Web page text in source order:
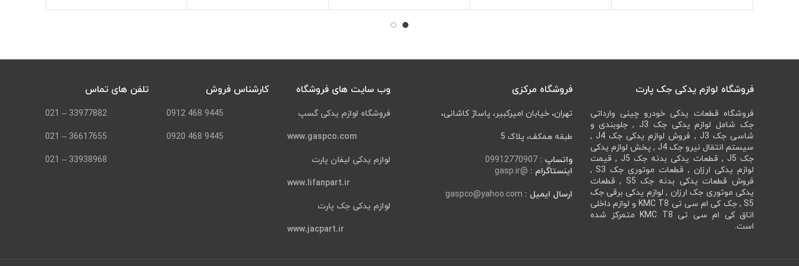
فروشگاه لوازم یدکی جک پارت
فروشگاه قطعات یدکی خودرو چینی وارداتی
جک شامل لوازم یدکی جک J3 , جلوبندی و
شاسی جک J3 , فروش لوازم یدکی جک J4 ,
سیستم انتقال نیرو جک J4 , پخش لوازم یدکی
جک J5 , قطعات یدکی بدنه جک J5 , قیمت
لوازم یدکی ارزان , قطعات موتوری جک S3 ,
فروش قطعات یدکی بدنه جک S5 , قطعات
یدکی موتوری جک ارزان , لوازم یدکی برقی جک
S5 , جک کی ام سی تی KMC T8 و لوازم داخلی
اتاق کی ام سی تی KMC T8 متمرکز شده
است.
فروشگاه مرکزی
تهران، خیابان امیرکبیر، پاساژ کاشانی،
طبقه همکف، پلاک 5
واتساپ : 09912770907
اینستاگرام : @gasp.ir
ارسال ایمیل : gaspco@yahoo.com
وب سایت های فروشگاه
فروشگاه لوازم یدکی گسپ
www.gaspco.com
لوازم یدکی لیفان پارت
www.lifanpart.ir
لوازم یدکی جک پارت
www.jacpart.ir
کارشناس فروش
9445 468 0912
9445 468 0920
تلفن های تماس
33977882 – 021
36617655 – 021
33938968 – 021